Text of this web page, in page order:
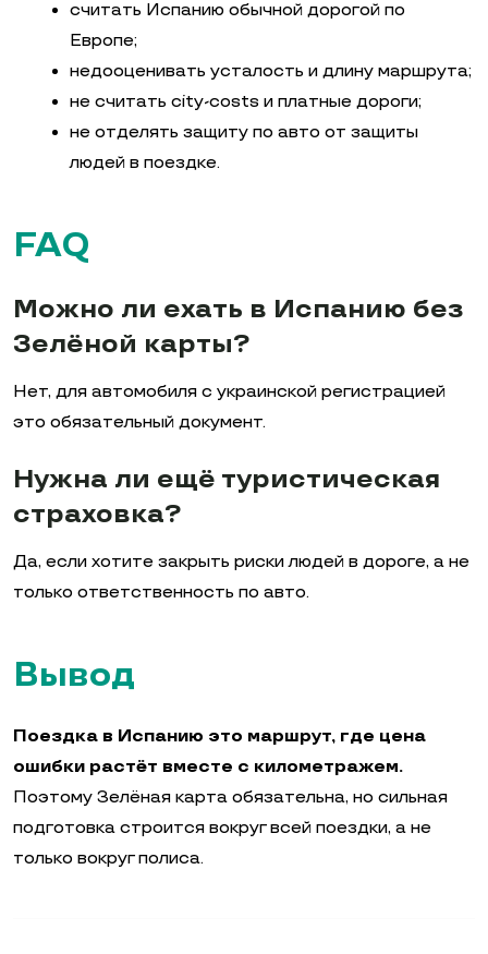
считать Испанию обычной дорогой по
Европе;
недооценивать усталость и длину маршрута;
не считать city-costs и платные дороги;
не отделять защиту по авто от защиты
людей в поездке.
FAQ
Можно ли ехать в Испанию без
Зелёной карты?
Нет, для автомобиля с украинской регистрацией
это обязательный документ.
Нужна ли ещё туристическая
страховка?
Да, если хотите закрыть риски людей в дороге, а не
только ответственность по авто.
Вывод
Поездка в Испанию это маршрут, где цена
ошибки растёт вместе с километражем.
Поэтому Зелёная карта обязательна, но сильная
подготовка строится вокруг всей поездки, а не
только вокруг полиса.